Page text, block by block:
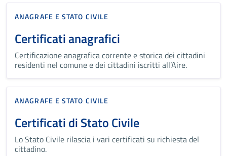
ANAGRAFE E STATO CIVILE
Certificati anagrafici
Certificazione anagrafica corrente e storica dei cittadini
residenti nel comune e dei cittadini iscritti all’Aire.
ANAGRAFE E STATO CIVILE
Certificati di Stato Civile
Lo Stato Civile rilascia i vari certificati su richiesta del
cittadino.